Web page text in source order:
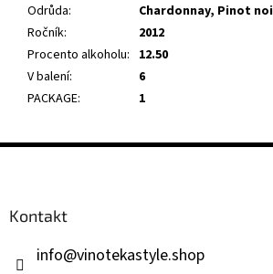
Odrůda: Chardonnay, Pinot
Ročník:
2012
Procento alkoholu: 12.50
V balení:
6
PACKAGE: 1
Z
Kontakt
info@vinotekastyle.shop